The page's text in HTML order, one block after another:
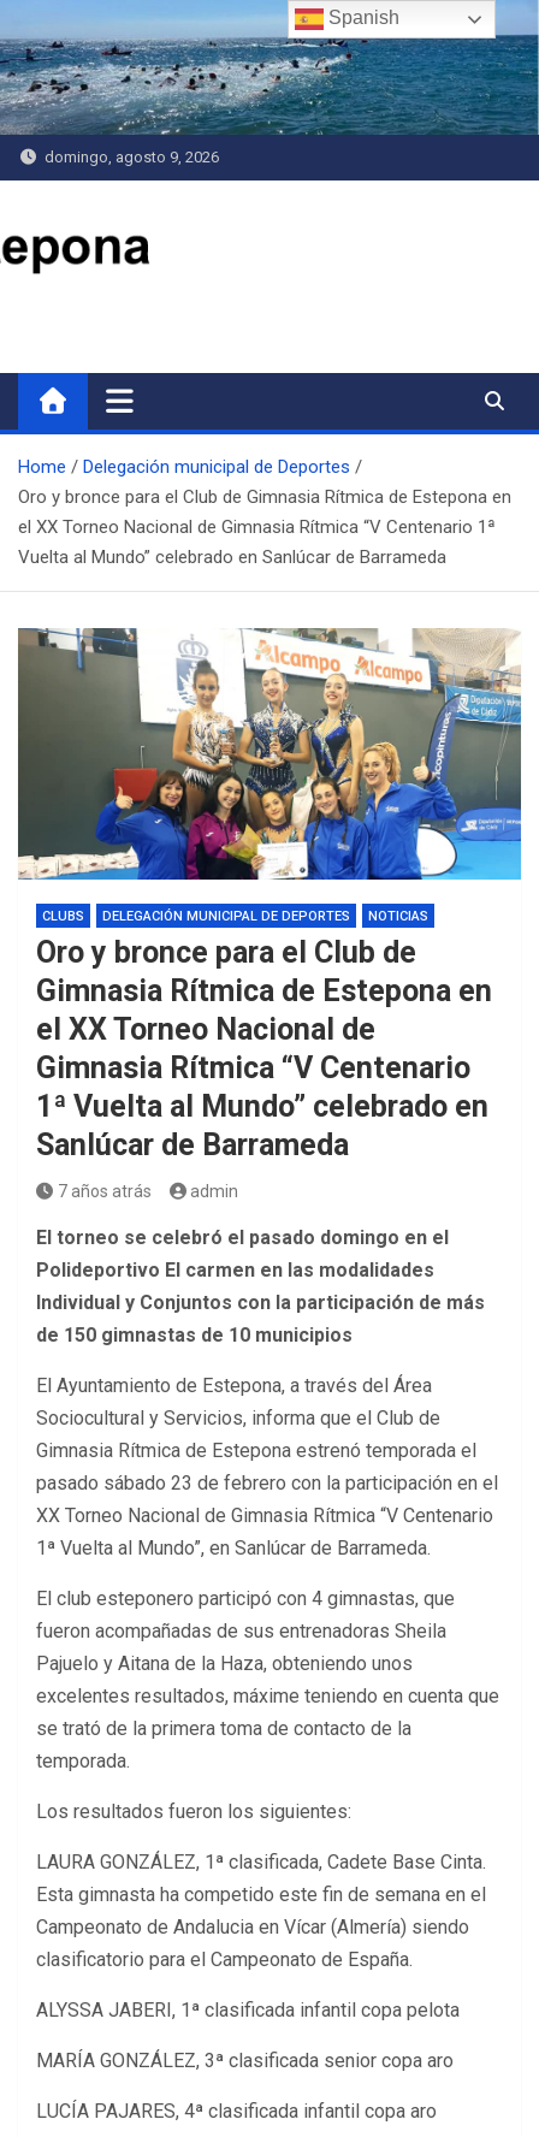
al
contenido
domingo, agosto 9, 2026
Home
Delegación municipal de Deportes
Oro y bronce para el Club de Gimnasia Rítmica de Estepona en
el XX Torneo Nacional de Gimnasia Rítmica “V Centenario 1ª
Vuelta al Mundo” celebrado en Sanlúcar de Barrameda
CLUBS DELEGACIÓN MUNICIPAL DE DEPORTES NOTICIAS
Oro y bronce para el Club de
Gimnasia Rítmica de Estepona en
el XX Torneo Nacional de
Gimnasia Rítmica “V Centenario
1ª Vuelta al Mundo” celebrado en
Sanlúcar de Barrameda
7 años atrás admin
El torneo se celebró el pasado domingo en el
Polideportivo El carmen en las modalidades
Individual y Conjuntos con la participación de más
de 150 gimnastas de 10 municipios
El Ayuntamiento de Estepona, a través del Área
Sociocultural y Servicios, informa que el Club de
Gimnasia Rítmica de Estepona estrenó temporada el
pasado sábado 23 de febrero con la participación en el
XX Torneo Nacional de Gimnasia Rítmica “V Centenario
1ª Vuelta al Mundo”, en Sanlúcar de Barrameda.
El club esteponero participó con 4 gimnastas, que
fueron acompañadas de sus entrenadoras Sheila
Pajuelo y Aitana de la Haza, obteniendo unos
excelentes resultados, máxime teniendo en cuenta que
se trató de la primera toma de contacto de la
temporada.
Los resultados fueron los siguientes:
LAURA GONZÁLEZ, 1ª clasificada, Cadete Base Cinta.
Esta gimnasta ha competido este fin de semana en el
Campeonato de Andalucia en Vícar (Almería) siendo
clasificatorio para el Campeonato de España.
ALYSSA JABERI, 1ª clasificada infantil copa pelota
MARÍA GONZÁLEZ, 3ª clasificada senior copa aro
LUCÍA PAJARES, 4ª clasificada infantil copa aro
Spanish